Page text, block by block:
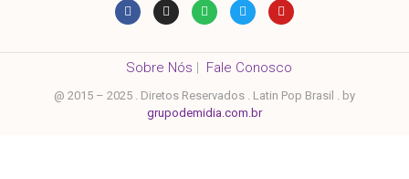
Sobre Nós Fale Conosco
@ 2015 – 2025 . Diretos Reservados . Latin Pop Brasil . by
grupodemidia.com.br